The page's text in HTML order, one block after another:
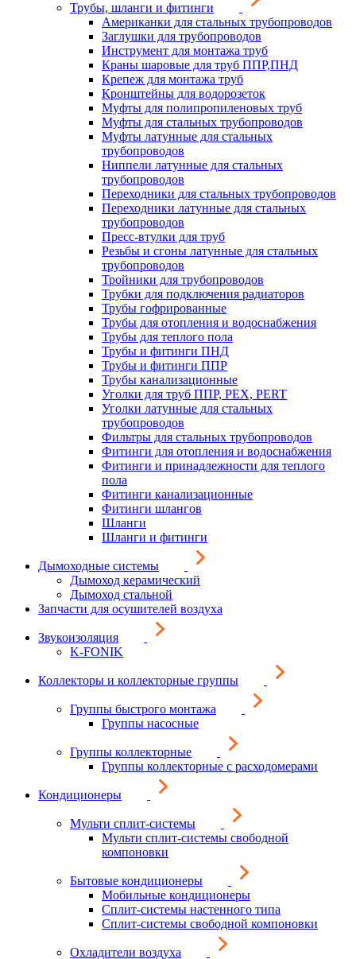
Трубы, шланги и фитинги
Американки для стальных трубопроводов
Заглушки для трубопроводов
Инструмент для монтажа труб
Краны шаровые для труб ППР,ПНД
Крепеж для монтажа труб
Кронштейны для водорозеток
Муфты для полипропиленовых труб
Муфты для стальных трубопроводов
Муфты латунные для стальных
трубопроводов
Ниппели латунные для стальных
трубопроводов
Переходники для стальных трубопроводов
Переходники латунные для стальных
трубопроводов
Пресс-втулки для труб
Резьбы и сгоны латунные для стальных
трубопроводов
Тройники для трубопроводов
Трубки для подключения радиаторов
Трубы гофрированные
Трубы для отопления и водоснабжения
Трубы для теплого пола
Трубы и фитинги ПНД
Трубы и фитинги ППР
Трубы канализационные
Уголки для труб ППР, PEX, PERT
Уголки латунные для стальных
трубопроводов
Фильтры для стальных трубопроводов
Фитинги для отопления и водоснабжения
Фитинги и принадлежности для теплого
пола
Фитинги канализационные
Фитинги шлангов
Шланги
Шланги и фитинги
Дымоходные системы
Дымоход керамический
Дымоход стальной
Запчасти для осушителей воздуха
Звукоизоляция
K-FONIK
Коллекторы и коллекторные группы
Группы быстрого монтажа
Группы насосные
Группы коллекторные
Группы коллекторные с расходомерами
Кондиционеры
Мульти сплит-системы
Мульти сплит-системы свободной
компоновки
Бытовые кондиционеры
Мобильные кондиционеры
Сплит-системы настенного типа
Сплит-системы свободной компоновки
Охладители воздуха